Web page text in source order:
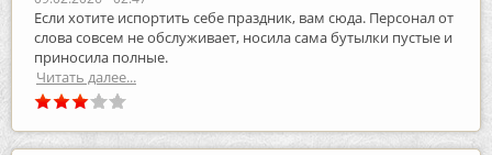
Если хотите испортить себе праздник, вам сюда. Персонал от
слова совсем не обслуживает, носила сама бутылки пустые и
приносила полные.
Читать далее...